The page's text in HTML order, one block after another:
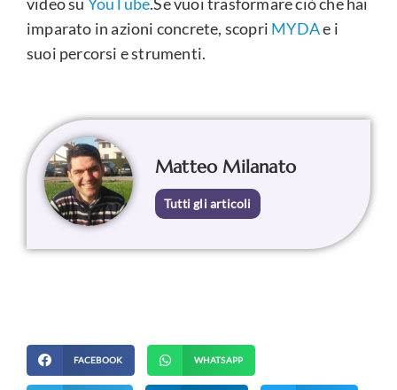
imparato in azioni concrete, scopri MYDAe i
suoi percorsi e strumenti.
Matteo Milanato
Tutti gli articoli
FACEBOOK WHATSAPP